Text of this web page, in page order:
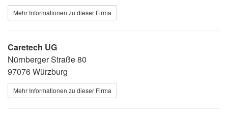
Mehr Informationen zu dieser Firma
Caretech UG
Nürnberger Straße 80
97076 Würzburg
Mehr Informationen zu dieser Firma